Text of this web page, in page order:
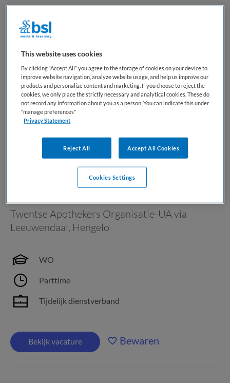
Paramedici
Verpleegkunde(1769)
Zorgmanagement(345)
Meest recente vacatures op Medische
banenbank | Werk(t) in zorg en welzijn
Twentse Apothekers Organisatie-UA via
Leeuwendaal, Hengelo
WO
Parttime
Tijdelijk dienstverband
Bekijk vacature Bewaren
This website uses cookies
By clicking “Accept All” you agree to the storage of cookies on your device to
improve website navigation, analyze website usage, and help us improve our
products and personalize content and marketing. If you choose to reject the
cookies, we only place the strictly necessary and analytical cookies. These do
not record any information about you as a person. You can indicate this under
"manage preferences"
Privacy Statement
Reject All Accept All Cookies
Cookies Settings